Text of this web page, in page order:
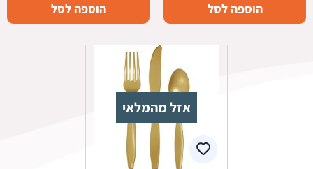
הוספה לסל הוספה לסל
אזל מהמלאי